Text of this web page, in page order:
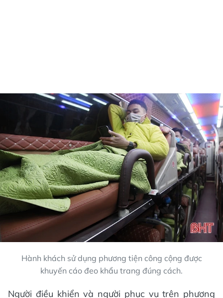
Hành khách sử dụng phương tiện công cộng được
khuyến cáo đeo khẩu trang đúng cách.
Người điều khiển và người phục vụ trên phương